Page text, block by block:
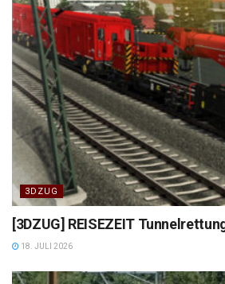
3DZUG
[3DZUG] REISEZEIT
18. JULI 2026